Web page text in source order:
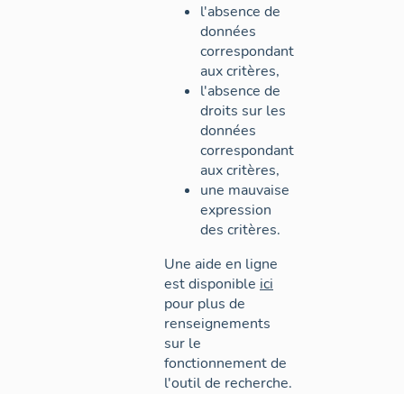
l'absence de
données
correspondant
aux critères,
l'absence de
droits sur les
données
correspondant
aux critères,
une mauvaise
expression
des critères.
Une aide en ligne
est disponible ici
pour plus de
renseignements
sur le
fonctionnement de
l'outil de recherche.